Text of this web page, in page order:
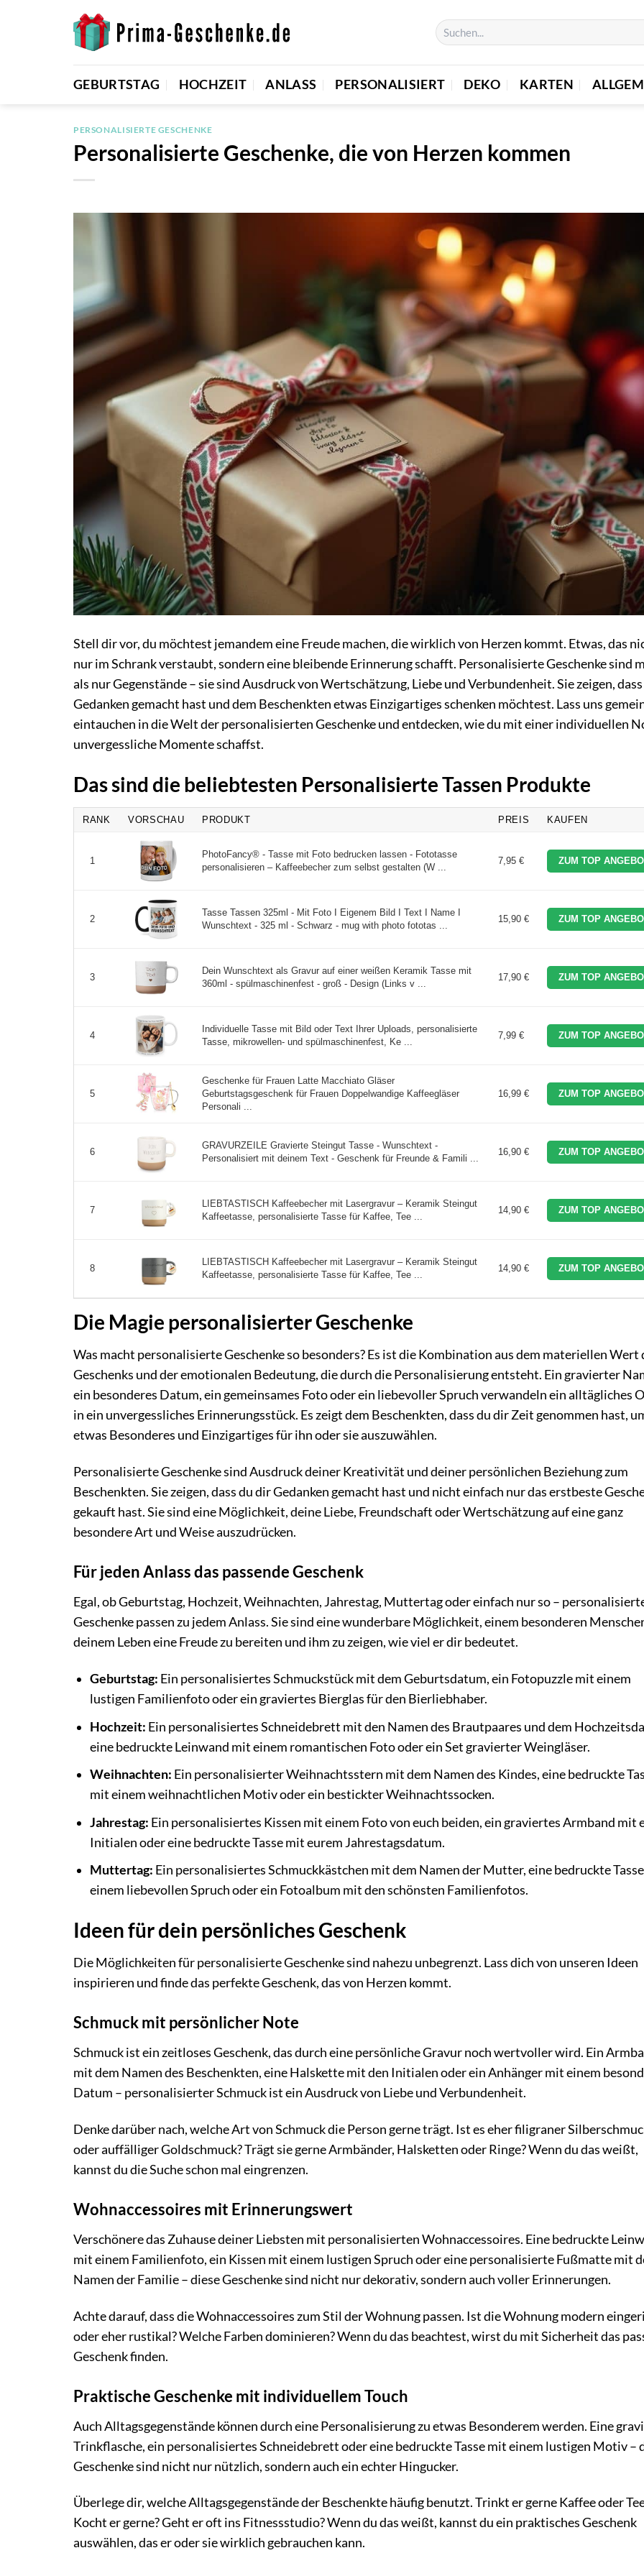
GEBURTSTAG HOCHZEIT ANLASS PERSONALISIERT DEKO KARTEN
PERSONALISIERTE GESCHENKE
Personalisierte Geschenke, die von Herzen kommen
Stell dir vor, du möchtest jemandem eine Freude machen, die wirklich von Herzen kommt. Etwas, das
nur im Schrank verstaubt, sondern eine bleibende Erinnerung schafft. Personalisierte Geschenke sind
als nur Gegenstände – sie sind Ausdruck von Wertschätzung, Liebe und Verbundenheit. Sie zeigen,
Gedanken gemacht hast und dem Beschenkten etwas Einzigartiges schenken möchtest. Lass uns
eintauchen in die Welt der personalisierten Geschenke und entdecken, wie du mit einer individuellen
unvergessliche Momente schaffst.
Das sind die beliebtesten Personalisierte Tassen Produkte
RANK VORSCHAU PRODUKT PREIS KAUFEN
1
PhotoFancy® - Tasse mit Foto bedrucken lassen - Fototasse
personalisieren – Kaffeebecher zum selbst gestalten (W ...
7,95 € ZUM TOP
2
Tasse Tassen 325ml - Mit Foto I Eigenem Bild I Text I Name I
Wunschtext - 325 ml - Schwarz - mug with photo fototas ...
15,90 € ZUM TOP
3
Dein Wunschtext als Gravur auf einer weißen Keramik Tasse mit
360ml - spülmaschinenfest - groß - Design (Links v ...
17,90 € ZUM TOP
4
Individuelle Tasse mit Bild oder Text Ihrer Uploads, personalisierte
Tasse, mikrowellen- und spülmaschinenfest, Ke ...
7,99 € ZUM TOP
5
Geschenke für Frauen Latte Macchiato Gläser
Geburtstagsgeschenk für Frauen Doppelwandige Kaffeegläser
Personali ...
16,99 € ZUM TOP
6
GRAVURZEILE Gravierte Steingut Tasse - Wunschtext -
Personalisiert mit deinem Text - Geschenk für Freunde & Famili ...
16,90 € ZUM TOP
7
LIEBTASTISCH Kaffeebecher mit Lasergravur – Keramik Steingut
Kaffeetasse, personalisierte Tasse für Kaffee, Tee ...
14,90 € ZUM TOP
8
LIEBTASTISCH Kaffeebecher mit Lasergravur – Keramik Steingut
Kaffeetasse, personalisierte Tasse für Kaffee, Tee ...
14,90 € ZUM TOP
Die Magie personalisierter Geschenke
Was macht personalisierte Geschenke so besonders? Es ist die Kombination aus dem materiellen Wert
Geschenks und der emotionalen Bedeutung, die durch die Personalisierung entsteht. Ein gravierter
ein besonderes Datum, ein gemeinsames Foto oder ein liebevoller Spruch verwandeln ein alltägliches
in ein unvergessliches Erinnerungsstück. Es zeigt dem Beschenkten, dass du dir Zeit genommen hast,
etwas Besonderes und Einzigartiges für ihn oder sie auszuwählen.
Personalisierte Geschenke sind Ausdruck deiner Kreativität und deiner persönlichen Beziehung zum
Beschenkten. Sie zeigen, dass du dir Gedanken gemacht hast und nicht einfach nur das erstbeste
gekauft hast. Sie sind eine Möglichkeit, deine Liebe, Freundschaft oder Wertschätzung auf eine ganz
besondere Art und Weise auszudrücken.
Für jeden Anlass das passende Geschenk
Egal, ob Geburtstag, Hochzeit, Weihnachten, Jahrestag, Muttertag oder einfach nur so –
Geschenke passen zu jedem Anlass. Sie sind eine wunderbare Möglichkeit, einem besonderen
deinem Leben eine Freude zu bereiten und ihm zu zeigen, wie viel er dir bedeutet.
Geburtstag: Ein personalisiertes Schmuckstück mit dem Geburtsdatum, ein Fotopuzzle mit einem
lustigen Familienfoto oder ein graviertes Bierglas für den Bierliebhaber.
Hochzeit: Ein personalisiertes Schneidebrett mit den Namen des Brautpaares und dem
eine bedruckte Leinwand mit einem romantischen Foto oder ein Set gravierter Weingläser.
Weihnachten: Ein personalisierter Weihnachtsstern mit dem Namen des Kindes, eine bedruckte
mit einem weihnachtlichen Motiv oder ein bestickter Weihnachtssocken.
Jahrestag: Ein personalisiertes Kissen mit einem Foto von euch beiden, ein graviertes Armband mit
Initialen oder eine bedruckte Tasse mit eurem Jahrestagsdatum.
Muttertag: Ein personalisiertes Schmuckkästchen mit dem Namen der Mutter, eine bedruckte
einem liebevollen Spruch oder ein Fotoalbum mit den schönsten Familienfotos.
Ideen für dein persönliches Geschenk
Die Möglichkeiten für personalisierte Geschenke sind nahezu unbegrenzt. Lass dich von unseren Ideen
inspirieren und finde das perfekte Geschenk, das von Herzen kommt.
Schmuck mit persönlicher Note
Schmuck ist ein zeitloses Geschenk, das durch eine persönliche Gravur noch wertvoller wird. Ein
mit dem Namen des Beschenkten, eine Halskette mit den Initialen oder ein Anhänger mit einem
Datum – personalisierter Schmuck ist ein Ausdruck von Liebe und Verbundenheit.
Denke darüber nach, welche Art von Schmuck die Person gerne trägt. Ist es eher filigraner
oder auffälliger Goldschmuck? Trägt sie gerne Armbänder, Halsketten oder Ringe? Wenn du das weißt,
kannst du die Suche schon mal eingrenzen.
Wohnaccessoires mit Erinnerungswert
Verschönere das Zuhause deiner Liebsten mit personalisierten Wohnaccessoires. Eine bedruckte
mit einem Familienfoto, ein Kissen mit einem lustigen Spruch oder eine personalisierte Fußmatte mit
Namen der Familie – diese Geschenke sind nicht nur dekorativ, sondern auch voller Erinnerungen.
Achte darauf, dass die Wohnaccessoires zum Stil der Wohnung passen. Ist die Wohnung modern
oder eher rustikal? Welche Farben dominieren? Wenn du das beachtest, wirst du mit Sicherheit das
Geschenk finden.
Praktische Geschenke mit individuellem Touch
Auch Alltagsgegenstände können durch eine Personalisierung zu etwas Besonderem werden. Eine
Trinkflasche, ein personalisiertes Schneidebrett oder eine bedruckte Tasse mit einem lustigen Motiv –
Geschenke sind nicht nur nützlich, sondern auch ein echter Hingucker.
Überlege dir, welche Alltagsgegenstände der Beschenkte häufig benutzt. Trinkt er gerne Kaffee oder
Kocht er gerne? Geht er oft ins Fitnessstudio? Wenn du das weißt, kannst du ein praktisches Geschenk
auswählen, das er oder sie wirklich gebrauchen kann.